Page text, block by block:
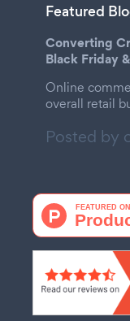
Featured
Converting
Black Friday
Online
overall retail
Posted by